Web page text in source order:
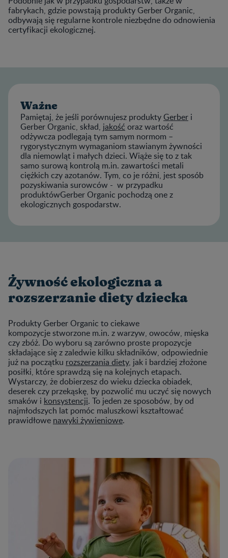
fabrykach, gdzie powstają produkty Gerber Organic,
odbywają się regularne kontrole niezbędne do odnowienia
certyfikacji ekologicznej.
Ważne
Pamiętaj, że jeśli porównujesz produktyGerber i
Gerber Organic, skład, jakość oraz wartość
odżywcza podlegają tym samym normom –
rygorystycznym wymaganiom stawianym żywności
dla niemowląt i małych dzieci. Wiąże się to z tak
samo surową kontrolą m.in. zawartości metali
ciężkich czy azotanów. Tym, co je różni, jest sposób
pozyskiwania surowców - w przypadku
produktówGerber Organic pochodzą one z
ekologicznych gospodarstw.
Żywność ekologiczna a
rozszerzanie diety dziecka
Produkty Gerber Organic to ciekawe
kompozycje stworzone m.in. z warzyw, owoców, mięska
czy zbóż. Do wyboru są zarówno proste propozycje
składające się z zaledwie kilku składników, odpowiednie
już na początku rozszerzania diety, jak i bardziej złożone
posiłki, które sprawdzą się na kolejnych etapach.
Wystarczy, że dobierzesz do wieku dziecka obiadek,
deserek czy przekąskę, by pozwolić mu uczyć się nowych
smaków i konsystencji. To jeden ze sposobów, by od
najmłodszych lat pomóc maluszkowi kształtować
prawidłowe nawyki żywieniowe.